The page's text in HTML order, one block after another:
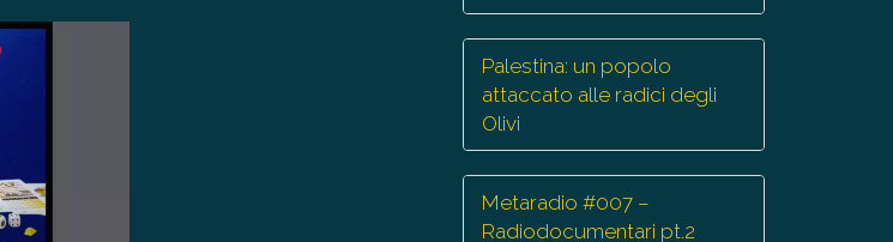
Palestina: un popolo
attaccato alle radici degli
Olivi
Metaradio #007 –
Radiodocumentari pt.2